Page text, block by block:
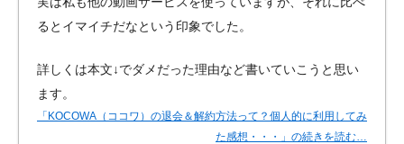
るとイマイチだなという印象でした。
詳しくは本文↓でダメだった理由など書いていこうと思い
ます。
「KOCOWA（ココワ）の退会＆解約方法って？個人的に利用してみ
た感想・・・」の続きを読む…